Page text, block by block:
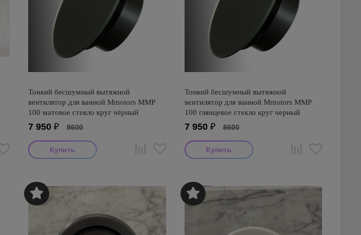
Тонкий бесшумный вытяжной
вентилятор для ванной Mmotors ММР
100 матовое стекло круг чёрный
7 950 ₽ 8600
Тонкий бесшумный вытяжной
вентилятор для ванной Mmotors ММР
100 глянцевое стекло круг черный
7 950₽ 8600